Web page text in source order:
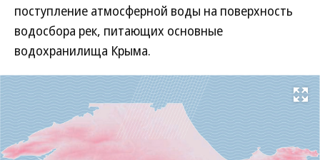
поступление атмосферной воды на поверхность
водосбора рек, питающих основные
водохранилища Крыма.
Развернуть